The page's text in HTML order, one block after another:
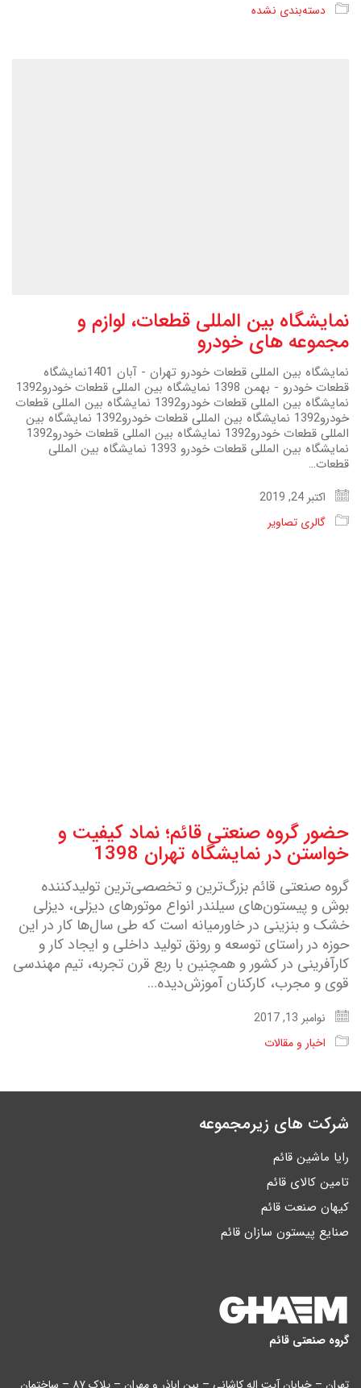
دسته‌بندی نشده
نمایشگاه بین المللی قطعات، لوازم و
مجموعه های خودرو
نمایشگاه بین المللی قطعات خودرو تهران - آبان 1401نمایشگاه
قطعات خودرو - بهمن 1398 نمایشگاه بین المللی قطعات خودرو1392
نمایشگاه بین المللی قطعات خودرو1392 نمایشگاه بین المللی قطعات
خودرو1392 نمایشگاه بین المللی قطعات خودرو1392 نمایشگاه بین
نمایشگاه بین المللی قطعات خودرو 1393 نمایشگاه بین المللی
قطعات…
اکتبر 24, 2019
گالری تصاویر
حضور گروه صنعتی قائم؛ نماد کیفیت و
خواستن در نمایشگاه تهران 1398
گروه صنعتی قائم بزرگ‌ترین و تخصصی‌ترین تولیدکننده
بوش و پیستون‌های سیلندر انواع موتورهای دیزلی، دیزلی
خشک و بنزینی در خاورمیانه است که طی سال‌ها کار در این
حوزه در راستای توسعه و رونق تولید داخلی و ایجاد کار و
کارآفرینی در کشور و همچنین با ربع قرن تجربه، تیم مهندسی
قوی و مجرب، کارکنان آموزش‌دیده…
نوامبر 13, 2017
اخبار و مقالات
شرکت های زیرمجموعه
رایا ماشین قائم
تامین کالای قائم
کیهان صنعت قائم
صنایع پیستون سازان قائم
گروه صنعتی قائم